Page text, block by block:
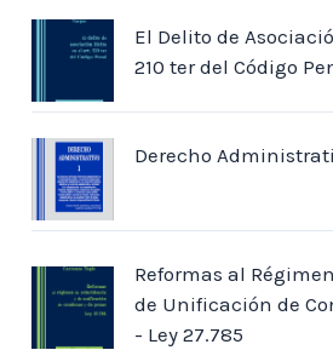
4. La sentencia 109
III. Momento crítico 113
IV. La causal formal 123
1. La congruencia del
a. La correlación entre lo
b. La defensa en juicio 129
c. Las condiciones del
El Delito de
210 ter del Código
Derecho
Reformas al
de Unificación de
- Ley 27.785